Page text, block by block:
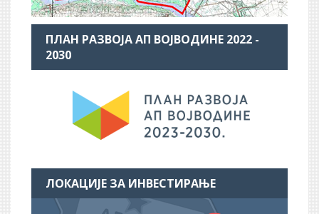
ПЛАН РАЗВОЈА АП ВОЈВОДИНЕ 2022 -
2030
ЛОКАЦИЈЕ ЗА ИНВЕСТИРАЊЕ